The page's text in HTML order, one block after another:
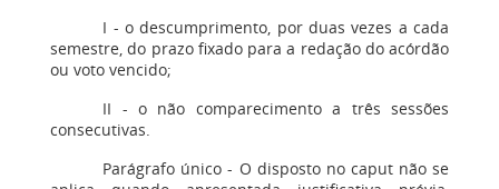
I - o descumprimento, por duas vezes a cada
semestre, do prazo fixado para a redação do acórdão
ou voto vencido;
II - o não comparecimento a três sessões
consecutivas.
Parágrafo único - O disposto no caput não se